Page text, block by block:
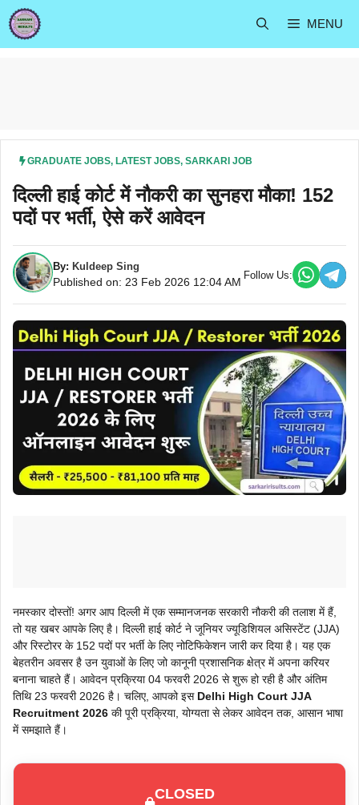
Skip
to
content
MENU
GRADUATE JOBS, LATEST JOBS, SARKARI JOB
दिल्ली हाई कोर्ट में नौकरी का सुनहरा मौका! 152
पदों पर भर्ती, ऐसे करें आवेदन
By: Kuldeep Sing
Published on: 23 Feb 2026 12:04 AM
Follow Us:
नमस्कार दोस्तों! अगर आप दिल्ली में एक सम्मानजनक सरकारी नौकरी की तलाश में हैं,
तो यह खबर आपके लिए है। दिल्ली हाई कोर्ट ने जूनियर ज्यूडिशियल असिस्टेंट (JJA)
और रिस्टोरर के 152 पदों पर भर्ती के लिए नोटिफिकेशन जारी कर दिया है। यह एक
बेहतरीन अवसर है उन युवाओं के लिए जो कानूनी प्रशासनिक क्षेत्र में अपना करियर
बनाना चाहते हैं। आवेदन प्रक्रिया 04 फरवरी 2026 से शुरू हो रही है और अंतिम
तिथि 23 फरवरी 2026 है। चलिए, आपको इस Delhi High Court JJA
Recruitment 2026 की पूरी प्रक्रिया, योग्यता से लेकर आवेदन तक, आसान भाषा
में समझाते हैं।
CLOSED